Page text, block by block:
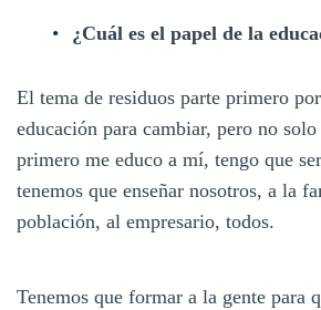
¿Cuál es el papel de la
El tema de residuos parte primero
educación para cambiar, pero no
primero me educo a mí, tengo que
tenemos que enseñar nosotros, a la
población, al empresario, todos.
Tenemos que formar a la gente para